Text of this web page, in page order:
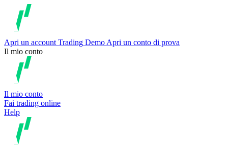
Apri un account Trading Demo Apri un conto di prova
Il mio conto
Il mio conto
Fai trading online
Help